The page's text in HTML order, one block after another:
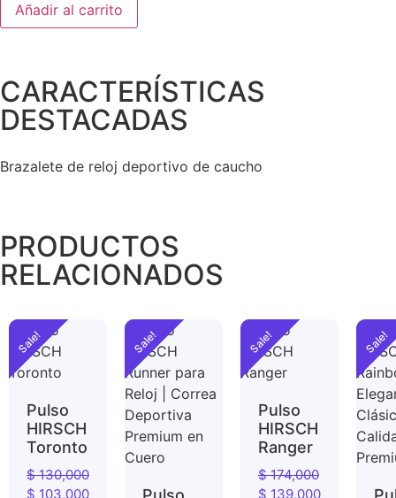
Añadir al carrito
CARACTERÍSTICAS
DESTACADAS
Brazalete de reloj deportivo de caucho
PRODUCTOS
RELACIONADOS
Sale!
Pulso
HIRSCH
Toronto
$130,000
$ 103,000
Sale! Sale!
Pulso
HIRSCH
Ranger
$174,000
$ 139,000
Sale!